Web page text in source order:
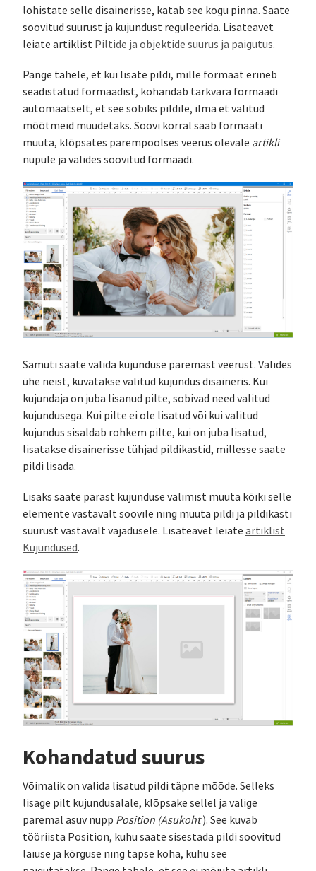
lohistate selle disainerisse, katab see kogu pinna. Saate
soovitud suurust ja kujundust reguleerida. Lisateavet
leiate artiklist Piltide ja objektide suurus ja paigutus.
Pange tähele, et kui lisate pildi, mille formaat erineb
seadistatud formaadist, kohandab tarkvara formaadi
automaatselt, et see sobiks pildile, ilma et valitud
mõõtmeid muudetaks. Soovi korral saab formaati
muuta, klõpsates parempoolses veerus olevale artikli
nupule ja valides soovitud formaadi.
Samuti saate valida kujunduse paremast veerust. Valides
ühe neist, kuvatakse valitud kujundus disaineris. Kui
kujundaja on juba lisanud pilte, sobivad need valitud
kujundusega. Kui pilte ei ole lisatud või kui valitud
kujundus sisaldab rohkem pilte, kui on juba lisatud,
lisatakse disainerisse tühjad pildikastid, millesse saate
pildi lisada.
Lisaks saate pärast kujunduse valimist muuta kõiki selle
elemente vastavalt soovile ning muuta pildi ja pildikasti
suurust vastavalt vajadusele. Lisateavet leiate artiklist
Kujundused.
Kohandatud suurus
Võimalik on valida lisatud pildi täpne mõõde. Selleks
lisage pilt kujundusalale, klõpsake sellel ja valige
paremal asuv nupp Position (Asukoht). See kuvab
tööriista Position, kuhu saate sisestada pildi soovitud
laiuse ja kõrguse ning täpse koha, kuhu see